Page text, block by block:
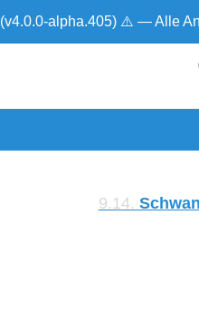
(v4.0.0-alpha.405) ⚠ — Alle
9.14.